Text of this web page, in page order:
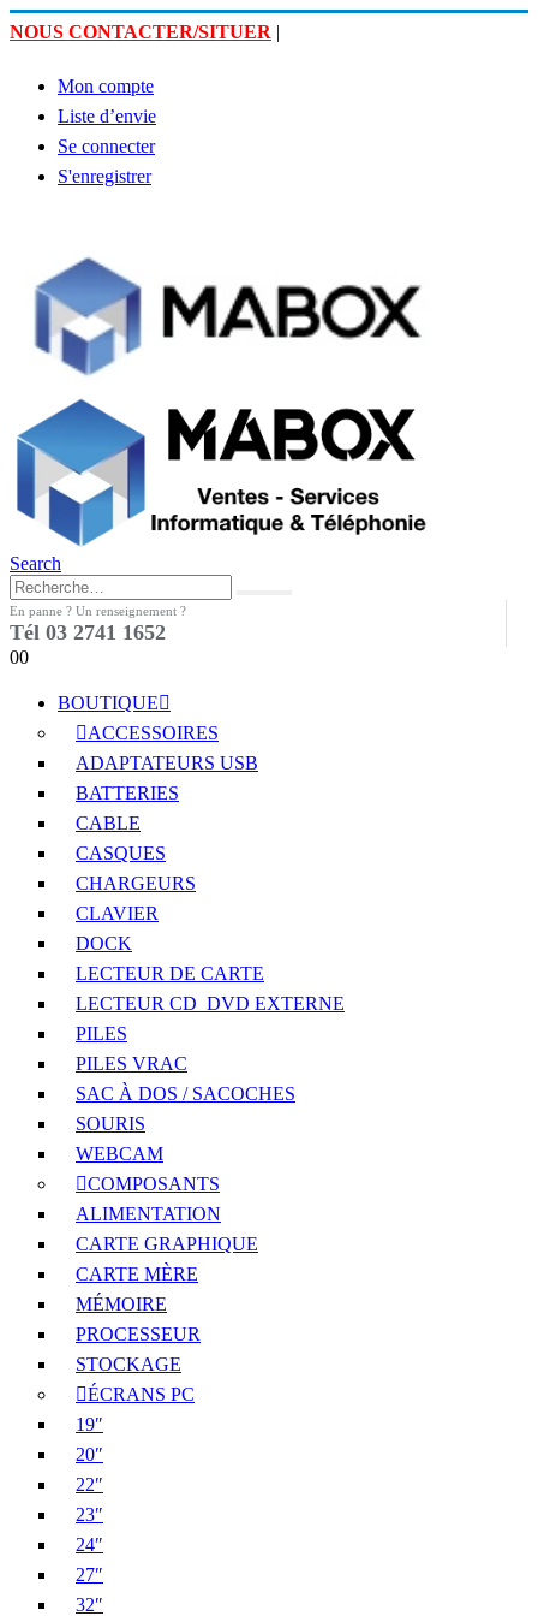
NOUS CONTACTER/SITUER |
Mon compte
Liste d’envie
Se connecter
S'enregistrer
Search
En panne ? Un renseignement ?
Tél 03 2741 1652
00
BOUTIQUE
ACCESSOIRES
ADAPTATEURS USB
BATTERIES
CABLE
CASQUES
CHARGEURS
CLAVIER
DOCK
LECTEUR DE CARTE
LECTEUR CD_DVD EXTERNE
PILES
PILES VRAC
SAC À DOS / SACOCHES
SOURIS
WEBCAM
COMPOSANTS
ALIMENTATION
CARTE GRAPHIQUE
CARTE MÈRE
MÉMOIRE
PROCESSEUR
STOCKAGE
ÉCRANS PC
19″
20″
22″
23″
24″
27″
32″